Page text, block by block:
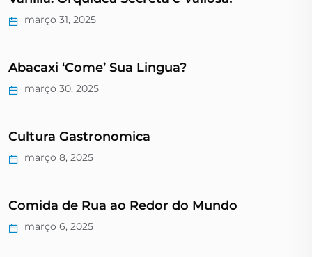
março 31, 2025
Abacaxi ‘Come’ Sua Lingua?
março 30, 2025
Cultura Gastronomica
março 8, 2025
Comida de Rua ao Redor do Mundo
março 6, 2025